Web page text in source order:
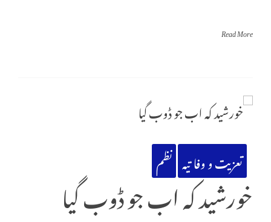
Read More
تعزیت و وفا تیہ نظم
خورشید کہ اب جو ڈوب گیا